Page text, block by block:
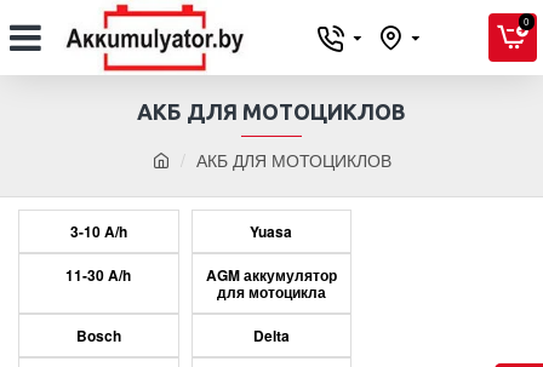
0
АКБ ДЛЯ МОТОЦИКЛОВ
АКБ ДЛЯ МОТОЦИКЛОВ
3-10 A/h
Yuasa
11-30 A/h
AGM аккумулятор
для мотоцикла
Bosch
Delta